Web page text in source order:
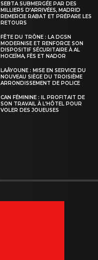
S'ABONNER MAINTENANT
SEBTA SUBMERGÉE PAR DES
MILLIERS D’ARRIVÉES, MADRID
REMERCIE RABAT ET PRÉPARE LES
RETOURS
FÊTE DU TRÔNE : LA DGSN
MODERNISE ET RENFORCE SON
DISPOSITIF SÉCURITAIRE À AL
HOCEÏMA, FÈS ET NADOR
LAÂYOUNE : MISE EN SERVICE DU
NOUVEAU SIÈGE DU TROISIÈME
ARRONDISSEMENT DE POLICE
CAN FÉMININE : IL PROFITAIT DE
SON TRAVAIL À L’HÔTEL POUR
VOLER DES JOUEUSES